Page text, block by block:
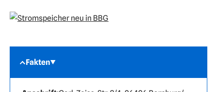
Fakten